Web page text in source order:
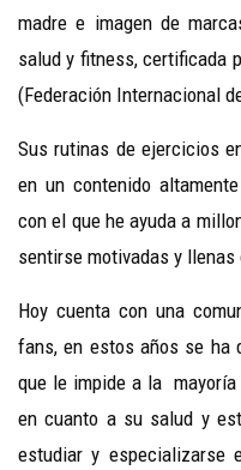
madre e imagen de
salud y fitness, certificada
(Federación Internacional
Sus rutinas de ejercicios
en un contenido
con el que he ayuda a
sentirse motivadas y llenas
Hoy cuenta con una
fans, en estos años se ha
que le impide a la
en cuanto a su salud y
estudiar y especializarse